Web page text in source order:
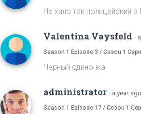
Не хило так полицейский
Valentina Vaysfeld ·
Season 1 Episode 3 / Сезон 1
Черный одиночка
administrator · a year ago
Season 1 Episode 17 / Сезон 1